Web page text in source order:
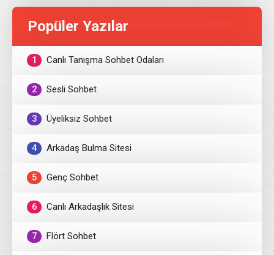
Popüler Yazılar
1 Canlı Tanışma Sohbet Odaları
2 Sesli Sohbet
3 Üyeliksiz Sohbet
4 Arkadaş Bulma Sitesi
5 Genç Sohbet
6 Canlı Arkadaşlık Sitesi
7 Flört Sohbet